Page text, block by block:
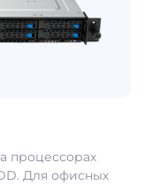
процессорах
Для офисных